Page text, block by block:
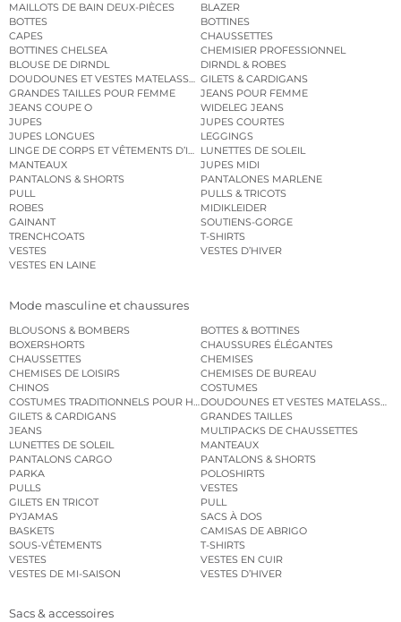
MAILLOTS DE BAIN DEUX-PIÈCES
BLAZER
BOTTES
BOTTINES
CAPES
CHAUSSETTES
BOTTINES CHELSEA
CHEMISIER PROFESSIONNEL
BLOUSE DE DIRNDL
DIRNDL & ROBES
DOUDOUNES ET VESTES MATELASSÉESGILETS & CARDIGANS
GRANDES TAILLES POUR FEMME
JEANS POUR FEMME
JEANS COUPE O
WIDELEG JEANS
JUPES
JUPES COURTES
JUPES LONGUES
LEGGINGS
LINGE DE CORPS ET VÊTEMENTS D’INTÉRIEURLUNETTES DE SOLEIL
MANTEAUX
JUPES MIDI
PANTALONS & SHORTS
PANTALONES MARLENE
PULL
PULLS & TRICOTS
ROBES
MIDIKLEIDER
GAINANT
SOUTIENS-GORGE
TRENCHCOATS
T-SHIRTS
VESTES
VESTES D’HIVER
VESTES EN LAINE
Mode masculine et chaussures
BLOUSONS & BOMBERS
BOTTES & BOTTINES
BOXERSHORTS
CHAUSSURES ÉLÉGANTES
CHAUSSETTES
CHEMISES
CHEMISES DE LOISIRS
CHEMISES DE BUREAU
CHINOS
COSTUMES
COSTUMES TRADITIONNELS POUR HOMMEDOUDOUNES ET VESTES MATELASSÉES
GILETS & CARDIGANS
GRANDES TAILLES
JEANS
MULTIPACKS DE CHAUSSETTES
LUNETTES DE SOLEIL
MANTEAUX
PANTALONS CARGO
PANTALONS & SHORTS
PARKA
POLOSHIRTS
PULLS
VESTES
GILETS EN TRICOT
PULL
PYJAMAS
SACS À DOS
BASKETS
CAMISAS DE ABRIGO
SOUS-VÊTEMENTS
T-SHIRTS
VESTES
VESTES EN CUIR
VESTES DE MI-SAISON
VESTES D’HIVER
Sacs & accessoires